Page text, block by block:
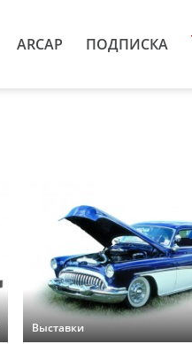
ARCAP ПОДПИСКА
Выставки